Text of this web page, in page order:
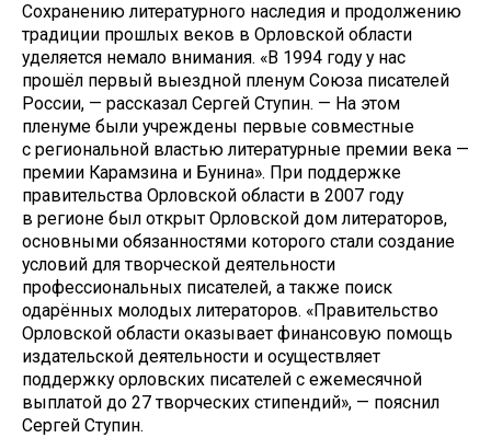
Сохранению литературного наследия и продолжению
традиции прошлых веков в Орловской области
уделяется немало внимания. «В 1994 году у нас
прошёл первый выездной пленум Союза писателей
России, — рассказал Сергей Ступин. — На этом
пленуме были учреждены первые совместные
с региональной властью литературные премии века —
премии Карамзина и Бунина». При поддержке
правительства Орловской области в 2007 году
в регионе был открыт Орловской дом литераторов,
основными обязанностями которого стали создание
условий для творческой деятельности
профессиональных писателей, а также поиск
одарённых молодых литераторов. «Правительство
Орловской области оказывает финансовую помощь
издательской деятельности и осуществляет
поддержку орловских писателей с ежемесячной
выплатой до 27 творческих стипендий», — пояснил
Сергей Ступин.